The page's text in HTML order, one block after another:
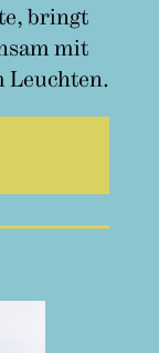
bringt
mit
Leuchten.